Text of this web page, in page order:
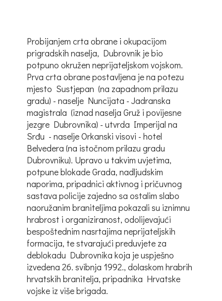
Probijanjem crta obrane i okupacijom
prigradskih naselja, Dubrovnik je bio
potpuno okružen neprijateljskom vojskom.
Prva crta obrane postavljena je na potezu
mjesto Sustjepan (na zapadnom prilazu
gradu) - naselje Nuncijata - Jadranska
magistrala (iznad naselja Gruž i povijesne
jezgre Dubrovnika) - utvrda Imperijal na
Srđu - naselje Orkanski visovi - hotel
Belvedera (na istočnom prilazu gradu
Dubrovniku). Upravo u takvim uvjetima,
potpune blokade Grada, nadljudskim
naporima, pripadnici aktivnog i pričuvnog
sastava policije zajedno sa ostalim slabo
naoružanim braniteljima pokazali su iznimnu
hrabrost i organiziranost, odolijevajući
bespoštednim nasrtajima neprijateljskih
formacija, te stvarajući preduvjete za
deblokadu Dubrovnika koja je uspješno
izvedena 26. svibnja 1992., dolaskom hrabrih
hrvatskih branitelja, pripadnika Hrvatske
vojske iz više brigada.